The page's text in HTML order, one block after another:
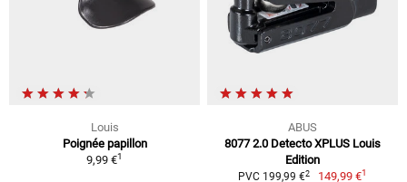
Louis
Poignée papillon
9,99 €1
ABUS
8077 2.0 Detecto XPLUS Louis
Edition
PVC 199,99 €2 149,99 €1